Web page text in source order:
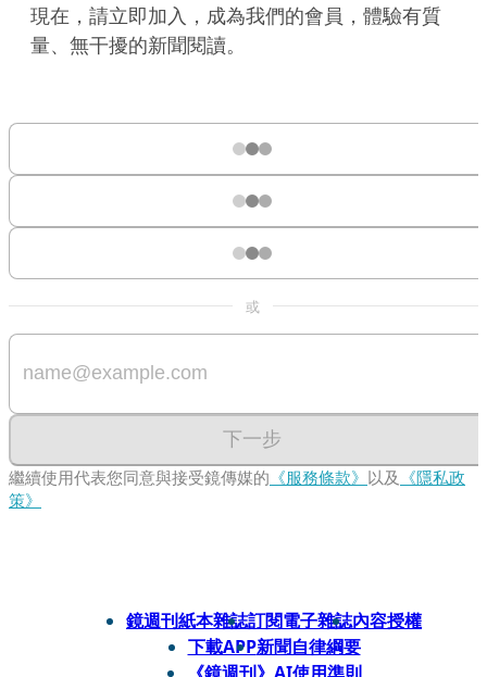
現在，請立即加入，成為我們的會員，體驗有質
量、無干擾的新聞閱讀。
或
下一步
繼續使用代表您同意與接受鏡傳媒的 《服務條款》 以及 《隱私政
策》
鏡週刊紙本雜誌訂閱電子雜誌內容授權
下載APP新聞自律綱要